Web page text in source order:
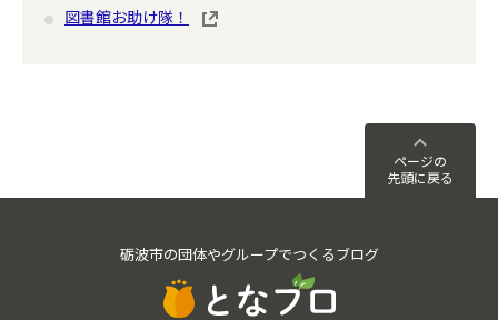
図書館お助け隊！
ページの
先頭に戻る
砺波市の団体やグループでつくるブログ